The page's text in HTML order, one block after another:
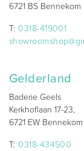
6721 BS Bennekom
T:0318-419001
Gelderland
Baderie Geels
Kerkhoflaan 17-23,
6721 EW Bennekom
T:0318-434500